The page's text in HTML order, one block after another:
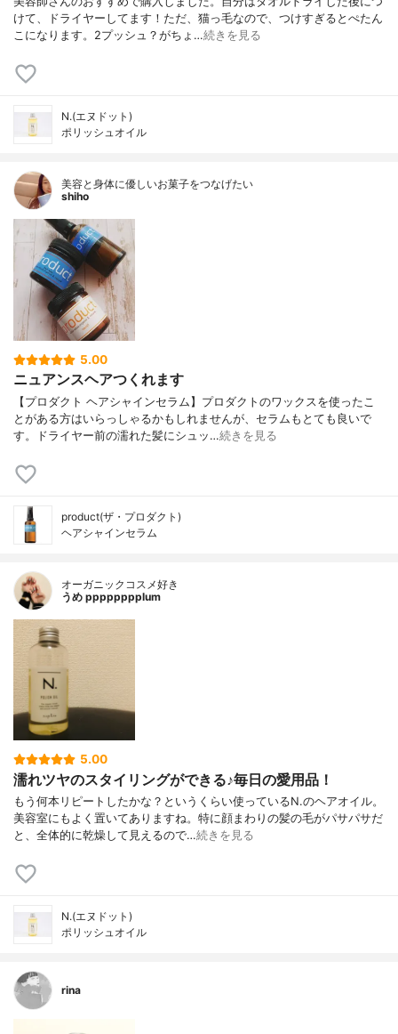
けて、ドライヤーしてます！ただ、猫っ毛なので、つけすぎるとぺたん
こになります。2プッシュ？がちょ…続きを見る
N.(エヌドット)
ポリッシュオイル
美容と身体に優しいお菓子をつなげたい
shiho
5.00
ニュアンスヘアつくれます
【プロダクト ヘアシャインセラム】プロダクトのワックスを使ったこ
とがある方はいらっしゃるかもしれませんが、セラムもとても良いで
す。ドライヤー前の濡れた髪にシュッ…続きを見る
product(ザ・プロダクト)
ヘアシャインセラム
オーガニックコスメ好き
うめ pppppppplum
5.00
濡れツヤのスタイリングができる♪毎日の愛用品！
もう何本リピートしたかな？というくらい使っているN.のヘアオイル。
美容室にもよく置いてありますね。特に顔まわりの髪の毛がパサパサだ
と、全体的に乾燥して見えるので…続きを見る
N.(エヌドット)
ポリッシュオイル
rina